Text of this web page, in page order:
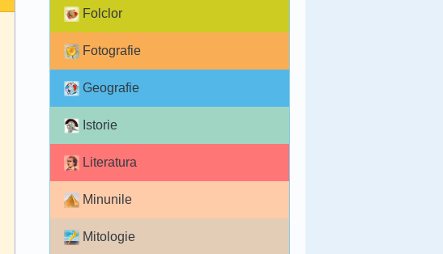
Folclor
Fotografie
Geografie
Istorie
Literatura
Minunile
Mitologie